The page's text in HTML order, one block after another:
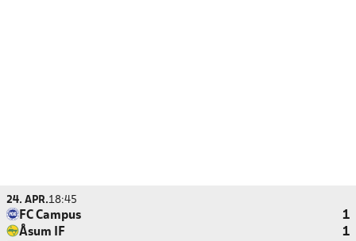
24. APR.18:45
FC Campus
1
Åsum IF
1